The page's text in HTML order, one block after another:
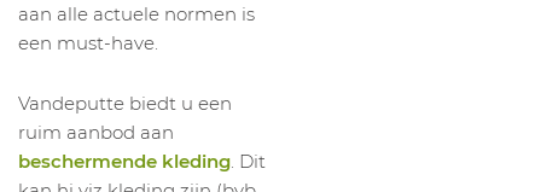
1040181022
Broek Arudy Multinorm
1040181008
1040181009
1040181010
Broek Arudy Multinorm
aan alle actuele normen is
een must-have.
Vandeputte biedt u een
ruim aanbod aan
beschermende kleding. Dit